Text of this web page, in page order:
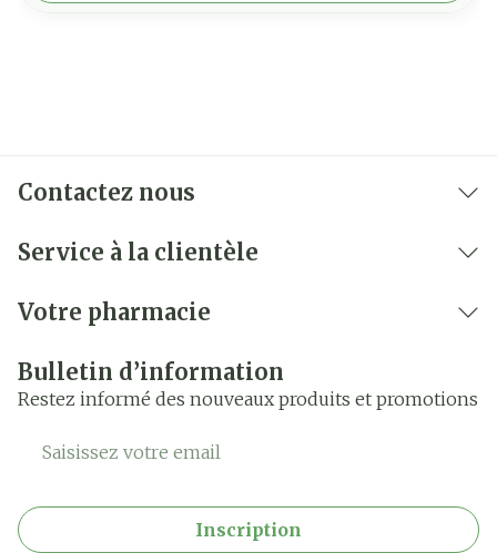
Contactez nous
Service à la clientèle
Votre pharmacie
Bulletin d’information
Restez informé des nouveaux produits et promotions
Adresse mail
Inscription